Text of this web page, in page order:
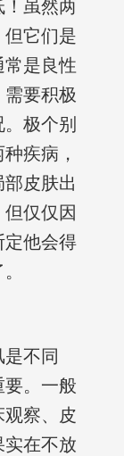
！虽然两
它们是
是良性
要积极
极个别
疾病，
皮肤出
仅仅因
定他会得
不同
要。一般
察、皮
实在不放